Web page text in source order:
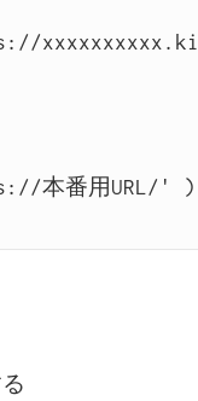
本番用URL/'